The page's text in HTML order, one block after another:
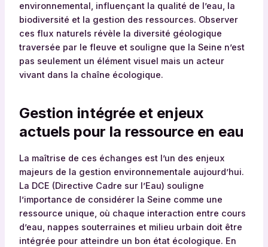
environnemental, influençant la qualité de l’eau, la
biodiversité et la gestion des ressources. Observer
ces flux naturels révèle la diversité géologique
traversée par le fleuve et souligne que la Seine n’est
pas seulement un élément visuel mais un acteur
vivant dans la chaîne écologique.
Gestion intégrée et enjeux
actuels pour la ressource en eau
La maîtrise de ces échanges est l’un des enjeux
majeurs de la gestion environnementale aujourd’hui.
La DCE (Directive Cadre sur l’Eau) souligne
l’importance de considérer la Seine comme une
ressource unique, où chaque interaction entre cours
d’eau, nappes souterraines et milieu urbain doit être
intégrée pour atteindre un bon état écologique. En